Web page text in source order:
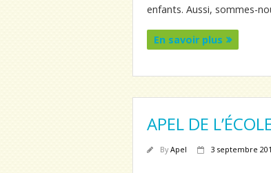
enfants. Aussi, sommes-
En savoir plus
APEL DE
ByApel 3 septembre